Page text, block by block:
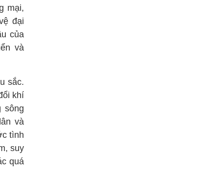
mại,
đại
của
và
sắc.
khí
sông
và
tình
suy
quá